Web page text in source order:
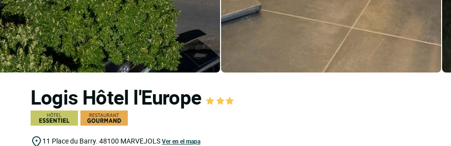
Logis Hôtel l'Europe
11 Place du Barry. 48100 MARVEJOLSVer en el mapa